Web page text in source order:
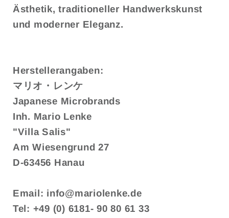
Ästhetik, traditioneller Handwerkskunst
und moderner Eleganz.
Herstellerangaben:
マリオ・レンケ
Japanese Microbrands
Inh. Mario Lenke
"Villa Salis"
Am Wiesengrund 27
D-63456 Hanau
Email: info@mariolenke.de
Tel: +49 (0) 6181- 90 80 61 33